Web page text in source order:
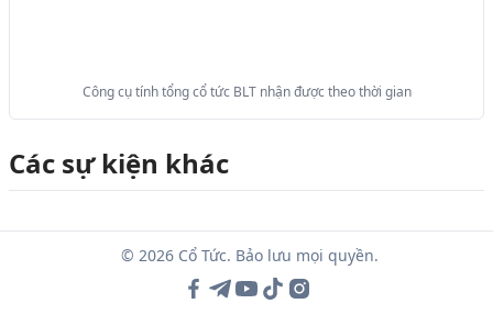
Công cụ tính tổng cổ tức BLT nhận được theo thời gian
Các sự kiện khác
© 2026 Cổ Tức. Bảo lưu mọi quyền.